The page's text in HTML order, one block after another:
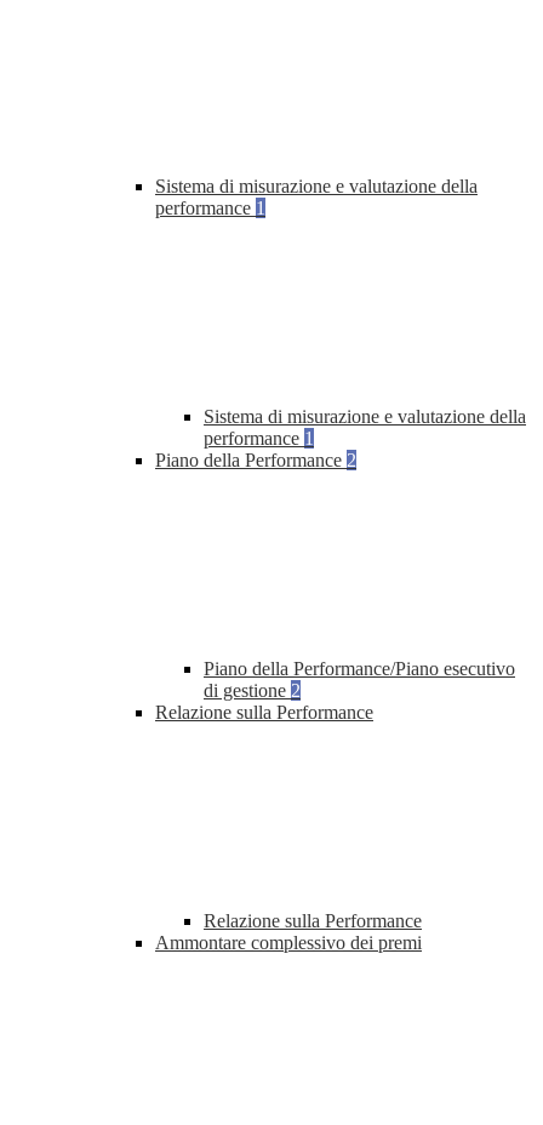
Sistema di misurazione e valutazione della
performance 1
Sistema di misurazione e valutazione della
performance 1
Piano della Performance 2
Piano della Performance/Piano esecutivo
di gestione 2
Relazione sulla Performance
Relazione sulla Performance
Ammontare complessivo dei premi